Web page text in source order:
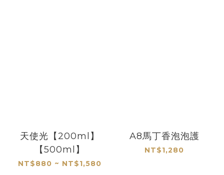
天使光【200ml】
【500ml】
NT$880 ~ NT$1,580
A8馬丁香泡泡護
NT$1,280